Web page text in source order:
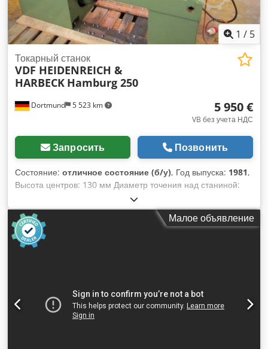
1 / 5
Dortmund 5 523 km
Токарный станок
VDF HEIDENREICH &
HARBECK Hamburg 250
5 950 €
VB без учета НДС
Запросить Позвонить
Состояние: отличное состояние (б/у), Год выпуска: 1981,
Высота центров: 130 мм Диаметр точения над станиной:
260 мм Диаметр точения над суппортом: 140 мм
Расстояние между центрами: 600 мм Отверстие шпинделя:
30 мм Ширина станины: 255 мм Посадка шпинделя: DIN
55027 гр. 5 Длина заготовки между центрами: 600 мм
Диапазон скоростей шпинделя: 35,5 – 3150 об/мин
Модульная резьба: 0,4 – 13,5 модуль Диаметральная
питчевая резьба: 2,6 – 36 питч Конус пиноли задней бабки:
MK 4 Мощность привода: 3 кВт Габаритные размеры (Д x Ш
Малое объявление